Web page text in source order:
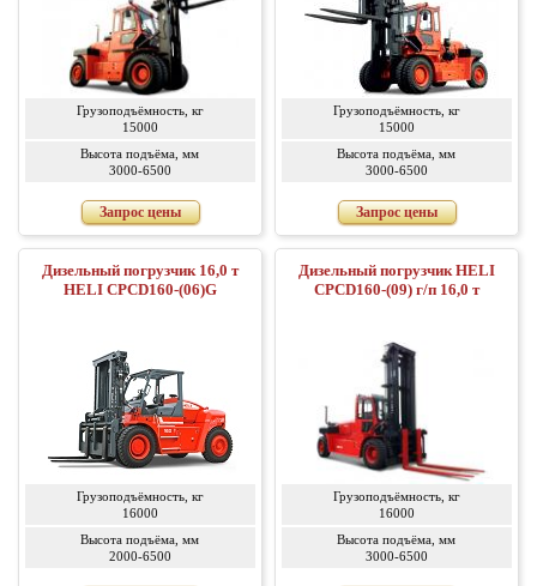
Грузоподъёмность, кг
15000
Высота подъёма, мм
3000-6500
Запрос цены
Грузоподъёмность, кг
15000
Высота подъёма, мм
3000-6500
Запрос цены
Дизельный погрузчик 16,0 т
HELI CPCD160-(06)G
Грузоподъёмность, кг
16000
Высота подъёма, мм
2000-6500
Дизельный погрузчик HELI
CPCD160-(09) г/п 16,0 т
Грузоподъёмность, кг
16000
Высота подъёма, мм
3000-6500